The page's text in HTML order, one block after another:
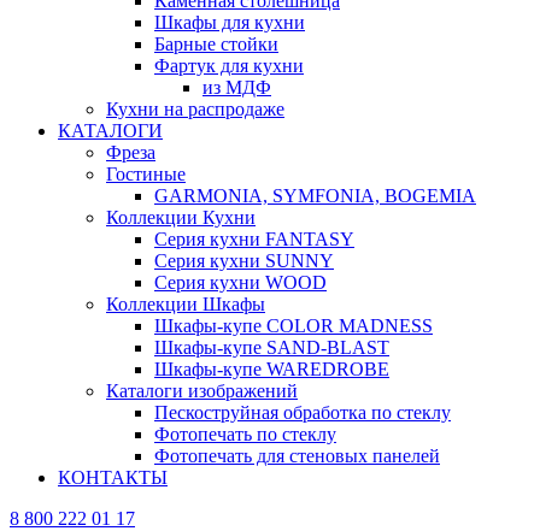
Шкафы для кухни
Барные стойки
Фартук для кухни
из МДФ
Кухни на распродаже
КАТАЛОГИ
Фреза
Гостиные
GARMONIA, SYMFONIA, BOGEMIA
Коллекции Кухни
Серия кухни FANTASY
Серия кухни SUNNY
Серия кухни WOOD
Коллекции Шкафы
Шкафы-купе COLOR MADNESS
Шкафы-купе SAND-BLAST
Шкафы-купе WAREDROBE
Каталоги изображений
Пескоструйная обработка по стеклу
Фотопечать по стеклу
Фотопечать для стеновых панелей
КОНТАКТЫ
8 800 222 01 17